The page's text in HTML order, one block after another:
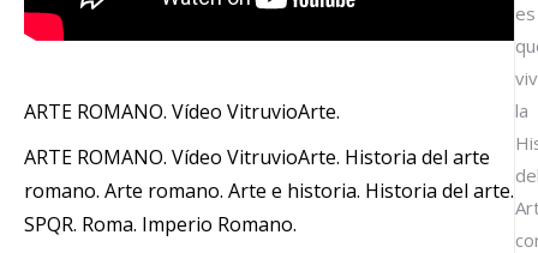
ARTE ROMANO. Vídeo VitruvioArte.
ARTE ROMANO. Vídeo VitruvioArte. Historia del arte
romano. Arte romano. Arte e historia. Historia del arte.
SPQR. Roma. Imperio Romano.
es
la